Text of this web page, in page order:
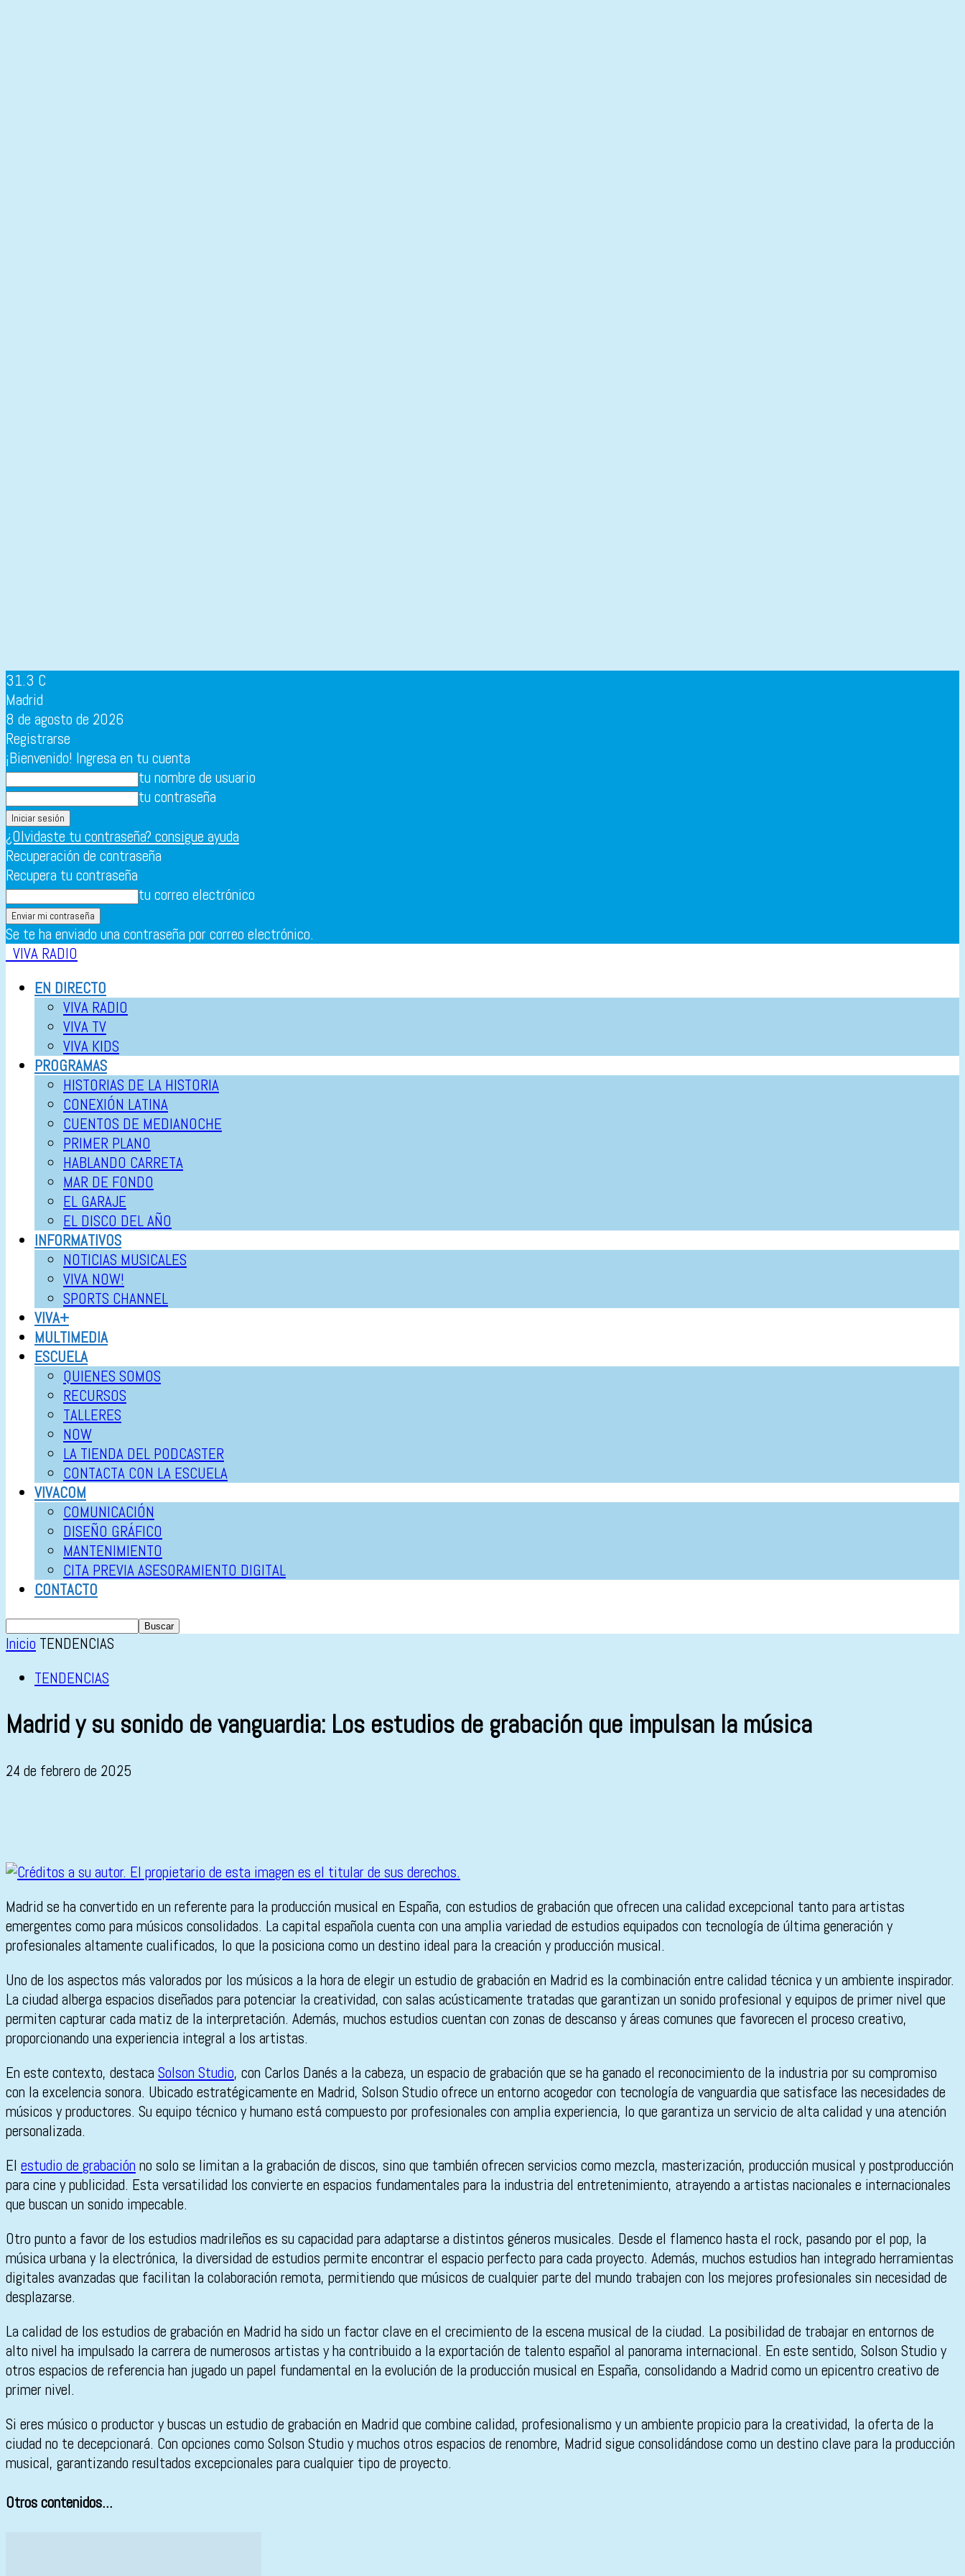
31.3 C
Madrid
8 de agosto de 2026
Registrarse
¡Bienvenido! Ingresa en tu cuenta
tu nombre de usuario
tu contraseña
¿Olvidaste tu contraseña? consigue ayuda
Recuperación de contraseña
Recupera tu contraseña
tu correo electrónico
Se te ha enviado una contraseña por correo electrónico.
VIVA RADIO
EN DIRECTO
VIVA RADIO
VIVA TV
VIVA KIDS
PROGRAMAS
HISTORIAS DE LA HISTORIA
CONEXIÓN LATINA
CUENTOS DE MEDIANOCHE
PRIMER PLANO
HABLANDO CARRETA
MAR DE FONDO
EL GARAJE
EL DISCO DEL AÑO
INFORMATIVOS
NOTICIAS MUSICALES
VIVA NOW!
SPORTS CHANNEL
VIVA+
MULTIMEDIA
ESCUELA
QUIENES SOMOS
RECURSOS
TALLERES
NOW
LA TIENDA DEL PODCASTER
CONTACTA CON LA ESCUELA
VIVACOM
COMUNICACIÓN
DISEÑO GRÁFICO
MANTENIMIENTO
CITA PREVIA ASESORAMIENTO DIGITAL
CONTACTO
Inicio TENDENCIAS
TENDENCIAS
Madrid y su sonido de vanguardia: Los estudios de grabación que impulsan la música
24 de febrero de 2025
Madrid se ha convertido en un referente para la producción musical en España, con estudios de grabación que ofrecen una calidad excepcional tanto para artistas
emergentes como para músicos consolidados. La capital española cuenta con una amplia variedad de estudios equipados con tecnología de última generación y
profesionales altamente cualificados, lo que la posiciona como un destino ideal para la creación y producción musical.
Uno de los aspectos más valorados por los músicos a la hora de elegir un estudio de grabación en Madrid es la combinación entre calidad técnica y un ambiente inspirador.
La ciudad alberga espacios diseñados para potenciar la creatividad, con salas acústicamente tratadas que garantizan un sonido profesional y equipos de primer nivel que
permiten capturar cada matiz de la interpretación. Además, muchos estudios cuentan con zonas de descanso y áreas comunes que favorecen el proceso creativo,
proporcionando una experiencia integral a los artistas.
En este contexto, destaca Solson Studio, con Carlos Danés a la cabeza, un espacio de grabación que se ha ganado el reconocimiento de la industria por su compromiso
con la excelencia sonora. Ubicado estratégicamente en Madrid, Solson Studio ofrece un entorno acogedor con tecnología de vanguardia que satisface las necesidades de
músicos y productores. Su equipo técnico y humano está compuesto por profesionales con amplia experiencia, lo que garantiza un servicio de alta calidad y una atención
personalizada.
El estudio de grabación no solo se limitan a la grabación de discos, sino que también ofrecen servicios como mezcla, masterización, producción musical y postproducción
para cine y publicidad. Esta versatilidad los convierte en espacios fundamentales para la industria del entretenimiento, atrayendo a artistas nacionales e internacionales
que buscan un sonido impecable.
Otro punto a favor de los estudios madrileños es su capacidad para adaptarse a distintos géneros musicales. Desde el flamenco hasta el rock, pasando por el pop, la
música urbana y la electrónica, la diversidad de estudios permite encontrar el espacio perfecto para cada proyecto. Además, muchos estudios han integrado herramientas
digitales avanzadas que facilitan la colaboración remota, permitiendo que músicos de cualquier parte del mundo trabajen con los mejores profesionales sin necesidad de
desplazarse.
La calidad de los estudios de grabación en Madrid ha sido un factor clave en el crecimiento de la escena musical de la ciudad. La posibilidad de trabajar en entornos de
alto nivel ha impulsado la carrera de numerosos artistas y ha contribuido a la exportación de talento español al panorama internacional. En este sentido, Solson Studio y
otros espacios de referencia han jugado un papel fundamental en la evolución de la producción musical en España, consolidando a Madrid como un epicentro creativo de
primer nivel.
Si eres músico o productor y buscas un estudio de grabación en Madrid que combine calidad, profesionalismo y un ambiente propicio para la creatividad, la oferta de la
ciudad no te decepcionará. Con opciones como Solson Studio y muchos otros espacios de renombre, Madrid sigue consolidándose como un destino clave para la producción
musical, garantizando resultados excepcionales para cualquier tipo de proyecto.
Otros contenidos...